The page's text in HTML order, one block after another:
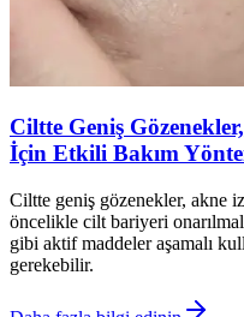
Ciltte Geniş
İçin Etkili Bakım
Ciltte geniş gözenekler, akne
öncelikle cilt bariyeri
gibi aktif maddeler aşamalı
gerekebilir.